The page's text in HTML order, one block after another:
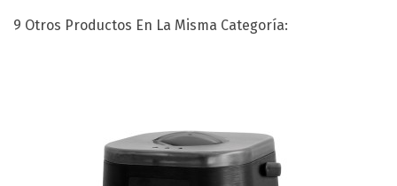
9 Otros Productos En La Misma Categoría: